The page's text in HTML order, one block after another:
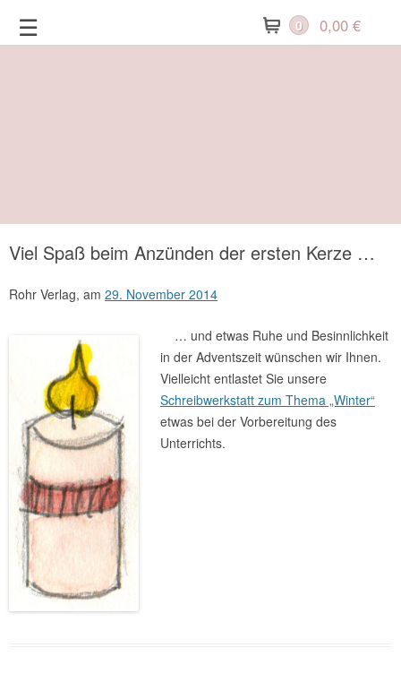
☰
Inhalt
springen
0 0,00 €
Viel Spaß beim Anzünden der ersten Kerze …
Rohr Verlag, am 29. November 2014
… und etwas Ruhe und Besinnlichkeit
in der Adventszeit wünschen wir Ihnen.
Vielleicht entlastet Sie unsere
Schreibwerkstatt zum Thema „Winter“
etwas bei der Vorbereitung des
Unterrichts.